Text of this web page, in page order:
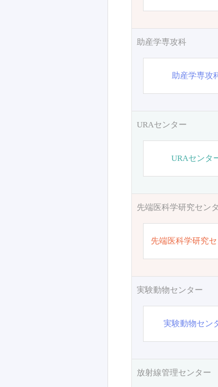
助産学専攻科
助産学専攻
URAセンター
URAセンタ
先端医科学研究セン
先端医科学研究
実験動物センター
実験動物セン
放射線管理センター